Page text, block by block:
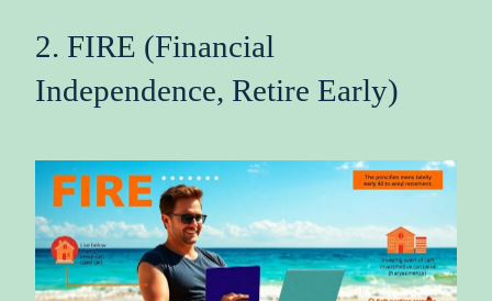
2. FIRE (Financial
Independence, Retire Early)